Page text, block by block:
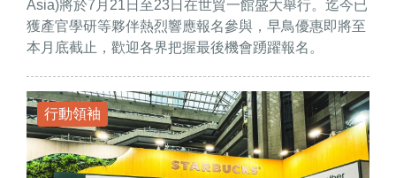
Asia)將於7月21日至23日在世貿一館盛大舉行。迄今已
獲產官學研等夥伴熱烈響應報名參與，早鳥優惠即將至
本月底截止，歡迎各界把握最後機會踴躍報名。
行動領袖